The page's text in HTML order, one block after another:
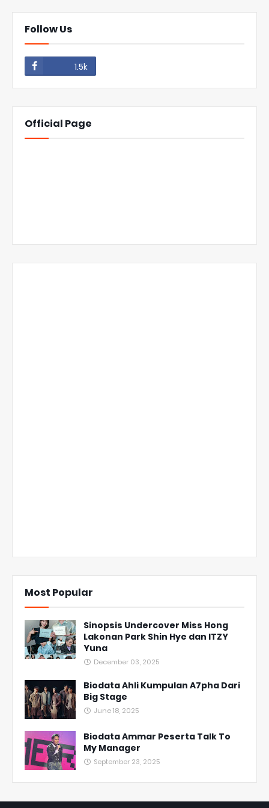
Follow Us
1.5k
Official Page
Most Popular
Sinopsis Undercover Miss Hong
Lakonan Park Shin Hye dan ITZY
Yuna
December 03, 2025
Biodata Ahli Kumpulan A7pha Dari
Big Stage
June 18, 2025
Biodata Ammar Peserta Talk To
My Manager
September 23, 2025